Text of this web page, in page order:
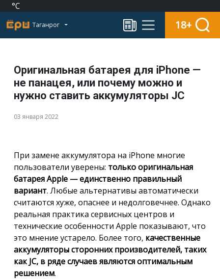
°C
Таганрог 18+
Оригинальная батарея для iPhone —
не панацея, или почему можно и
нужно ставить аккумуляторы JC
03 января 2022
При замене аккумулятора на iPhone многие
пользователи уверены: только оригинальная
батарея Apple — единственно правильный
вариант. Любые альтернативы автоматически
считаются хуже, опаснее и недолговечнее. Однако
реальная практика сервисных центров и
технические особенности Apple показывают, что
это мнение устарело. Более того, качественные
аккумуляторы сторонних производителей, таких
как JC, в ряде случаев являются оптимальным
решением.